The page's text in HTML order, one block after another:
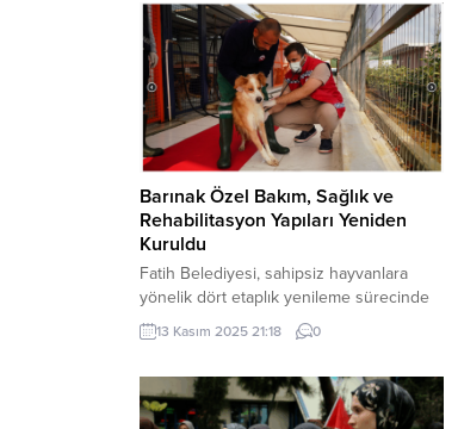
Barınak Özel Bakım, Sağlık ve
Rehabilitasyon Yapıları Yeniden
Kuruldu
Fatih Belediyesi, sahipsiz hayvanlara
yönelik dört etaplık yenileme sürecinde
bir aşamayı daha tamamladı. Yedikule
Sahipsiz Hayvan Bakım Evi’nin 3. Etabıyla
yenilendi. Barınakta bugün 950 köpek
bulunuyor; projenin tamamlanmasıyla
13 Kasım 2025 21:18 0